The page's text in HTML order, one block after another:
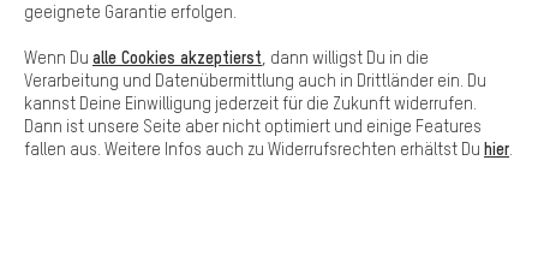
Lass Dich beraten
geeignete Garantie erfolgen.
Wenn Du alle Cookies akzeptierst , dann willigst Du in die
Verarbeitung und Datenübermittlung auch in Drittländer ein. Du
kannst Deine Einwilligung jederzeit für die Zukunft widerrufen.
Dann ist unsere Seite aber nicht optimiert und einige Features
fallen aus. Weitere Infos auch zu Widerrufsrechten erhältst Du hier